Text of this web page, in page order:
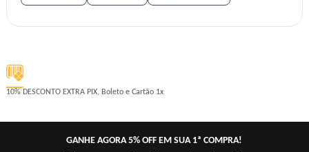
10% DESCONTO EXTRA PIX, Boleto e Cartão 1x
GANHE AGORA 5% OFF EM SUA 1ª COMPRA!